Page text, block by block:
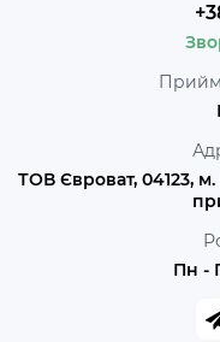
ТОВ Євроват, 04123,
Пн -